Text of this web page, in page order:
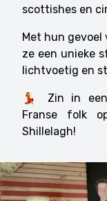
scottishes en
Met hun
ze een unieke
lichtvoetig en
💃 Zin in een
Franse folk
Shillelagh!